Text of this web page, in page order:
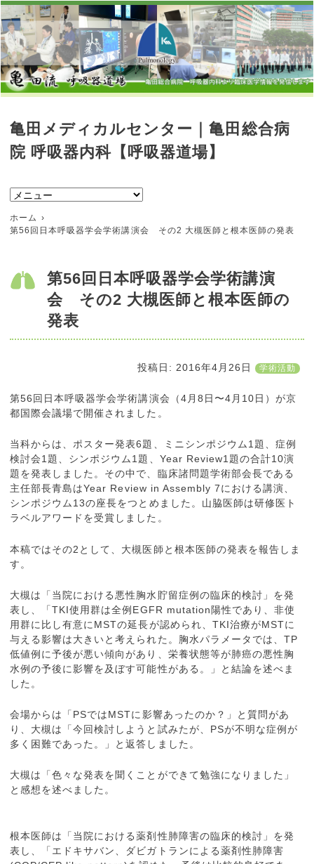
亀田メディカルセンター｜亀田総合病
院 呼吸器内科【呼吸器道場】
ホーム
第56回日本呼吸器学会学術講演会 その2 大槻医師と根本医師の発表
第56回日本呼吸器学会学術講演
会 その2 大槻医師と根本医師の
発表
投稿日: 2016年4月26日 学術活動
第56回日本呼吸器学会学術講演会（4月8日〜4月10日）が京
都国際会議場で開催されました。
当科からは、ポスター発表6題、ミニシンポジウム1題、症例
検討会1題、シンポジウム1題、Year Review1題の合計10演
題を発表しました。その中で、臨床諸問題学術部会長である
主任部長青島はYear Review in Assembly 7における講演、
シンポジウム13の座長をつとめました。山脇医師は研修医ト
ラベルアワードを受賞しました。
本稿ではその2として、大槻医師と根本医師の発表を報告しま
す。
大槻は「当院における悪性胸水貯留症例の臨床的検討」を発
表し、「TKI使用群は全例EGFR mutation陽性であり、非使
用群に比し有意にMSTの延長が認められ、TKI治療がMSTに
与える影響は大きいと考えられた。胸水パラメータでは、TP
低値例に予後が悪い傾向があり、栄養状態等が肺癌の悪性胸
水例の予後に影響を及ぼす可能性がある。」と結論を述べま
した。
会場からは「PSではMSTに影響あったのか？」と質問があ
り、大槻は「今回検討しようと試みたが、PSが不明な症例が
多く困難であった。」と返答しました。
大槻は「色々な発表を聞くことができて勉強になりました」
と感想を述べました。
根本医師は「当院における薬剤性肺障害の臨床的検討」を発
表し、「エドキサバン、ダビガトランによる薬剤性肺障害